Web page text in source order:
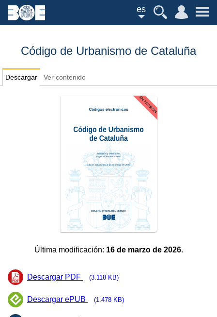
es
Código de Urbanismo de Cataluña
Descargar Ver contenido
Última modificación: 16 de marzo de 2026.
Descargar PDF (3.118 KB)
Descargar ePUB (1.478 KB)